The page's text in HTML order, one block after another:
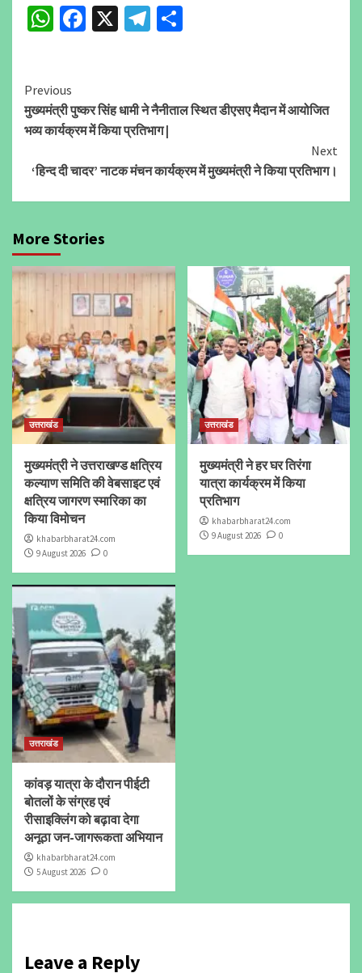
WhatsApp
Facebook
X Telegram
Continue
Reading
Previous
मुख्यमंत्री पुष्कर सिंह धामी ने नैनीताल स्थित डीएसए मैदान में आयोजित
भव्य कार्यक्रम में किया प्रतिभाग |
Next
‘हिन्द दी चादर’ नाटक मंचन कार्यक्रम में मुख्यमंत्री ने किया प्रतिभाग।
More Stories
उत्तराखंड
मुख्यमंत्री ने उत्तराखण्ड क्षत्रिय
कल्याण समिति की वेबसाइट एवं
क्षत्रिय जागरण स्मारिका का
किया विमोचन
khabarbharat24.com
9 August 2026
0
उत्तराखंड
मुख्यमंत्री ने हर घर तिरंगा
यात्रा कार्यक्रम में किया
प्रतिभाग
khabarbharat24.com
9 August 2026
0
उत्तराखंड
कांवड़ यात्रा के दौरान पीईटी
बोतलों के संग्रह एवं
रीसाइक्लिंग को बढ़ावा देगा
अनूठा जन-जागरूकता अभियान
khabarbharat24.com
5 August 2026
0
Leave a Reply